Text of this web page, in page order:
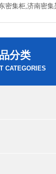
密集柜,济南密
分类
CATEGORIES